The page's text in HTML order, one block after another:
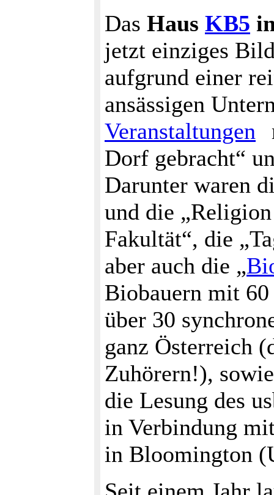
Das Haus KB5
jetzt einziges
aufgrund einer
ansässigen
Veranstaltungen
Dorf gebracht“
Darunter waren
und die
Fakultät“, die
aber auch die „
Biobauern mit
über 30
ganz Österreich
Zuhörern!),
die Lesung des
in Verbindung
in Bloomington